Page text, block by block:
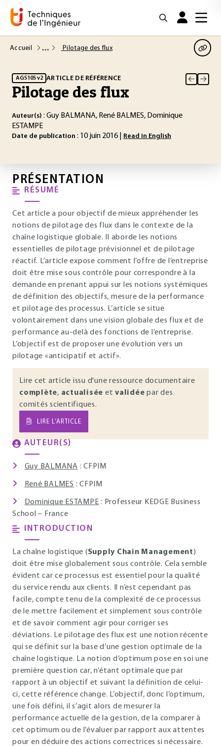
Accueil Pilotage des flux
AG5105 v2 ARTICLE DE RÉFÉRENCE
Pilotage des flux
Auteur(s) : Guy BALMANA, René BALMES, Dominique
ESTAMPE
Date de publication : 10 juin 2016 | Read in English
PRÉSENTATION
RÉSUMÉ
Cet article a pour objectif de mieux appréhender les
notions de pilotage des flux dans le contexte de la
chaîne logistique globale. Il aborde les notions
essentielles de pilotage prévisionnel et de pilotage
réactif. L’article expose comment l’offre de l’entreprise
doit être mise sous contrôle pour correspondre à la
demande en prenant appui sur les notions systémiques
de définition des objectifs, mesure de la performance
et pilotage des processus. L’article se situe
volontairement dans une vision globale des flux et de
performance au-delà des fonctions de l’entreprise.
L’objectif est de proposer une évolution vers un
pilotage «anticipatif et actif».
Lire cet article issu d'une ressource documentaire
complète, actualisée et validée par des
comités scientifiques.
LIRE L’ARTICLE
AUTEUR(S)
Guy BALMANA : CFPIM
René BALMES : CFPIM
Dominique ESTAMPE : Professeur KEDGE Business
School – France
INTRODUCTION
La chaîne logistique (Supply Chain Management)
doit être mise globalement sous contrôle. Cela semble
évident car ce processus est essentiel pour la qualité
du service rendu aux clients. Il n’est cependant pas
facile, compte tenu de la complexité de ce processus
de le mettre facilement et simplement sous contrôle
et de savoir comment agir pour corriger ses
déviations. Le pilotage des flux est une notion récente
qui se définit sur la base d’une gestion optimale de la
chaîne logistique. La notion d’optimum pose en soi une
première question car, n’étant optimale que par
rapport à un objectif et suivant la définition de celui-
ci, cette référence change. L’objectif, donc l’optimum,
une fois défini, il s’agit alors de mesurer la
performance actuelle de la gestion, de la comparer à
cet optimum ou de l’évaluer par rapport aux attentes
pour en déduire des actions correctrices si nécessaire.